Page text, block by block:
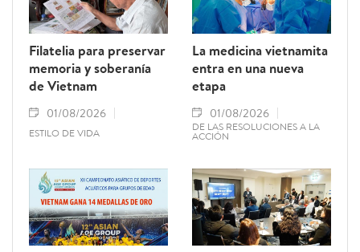
Filatelia para preservar
memoria y soberanía
de Vietnam
01/08/2026
ESTILO DE VIDA
La medicina vietnamita
entra en una nueva
etapa
01/08/2026
DE LAS RESOLUCIONES A LA
ACCIÓN